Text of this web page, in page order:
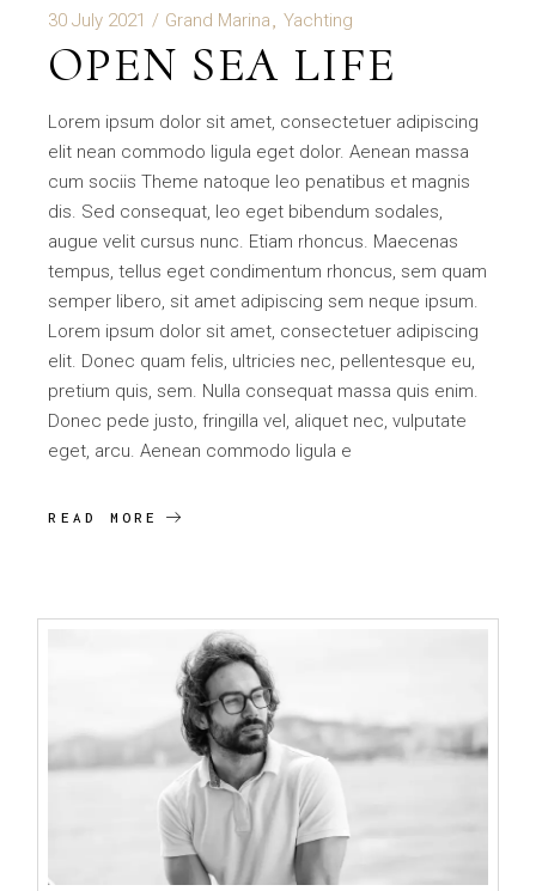
30 July 2021 Grand Marina Yachting
OPEN SEA LIFE
Lorem ipsum dolor sit amet, consectetuer adipiscing
elit nean commodo ligula eget dolor. Aenean massa
cum sociis Theme natoque leo penatibus et magnis
dis. Sed consequat, leo eget bibendum sodales,
augue velit cursus nunc. Etiam rhoncus. Maecenas
tempus, tellus eget condimentum rhoncus, sem quam
semper libero, sit amet adipiscing sem neque ipsum.
Lorem ipsum dolor sit amet, consectetuer adipiscing
elit. Donec quam felis, ultricies nec, pellentesque eu,
pretium quis, sem. Nulla consequat massa quis enim.
Donec pede justo, fringilla vel, aliquet nec, vulputate
eget, arcu. Aenean commodo ligula e
READ MORE